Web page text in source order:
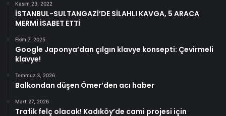
Kasım 23, 2022
İSTANBUL-SULTANGAZİ’DE SİLAHLI KAVGA, 5 ARACA
MERMİ İSABET ETTİ
Ekim 7, 2025
Google Japonya’dan çılgın klavye konsepti: Çevirmeli
klavye!
Temmuz 3, 2026
Balkondan düşen Ömer’den acı haber
Mart 27, 2026
Trafik felç olacak! Kadıköy’de cami projesi için